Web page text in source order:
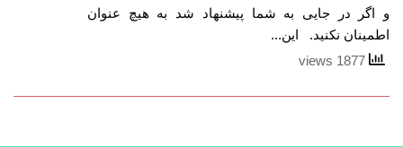
و اگر در جایی به شما پیشنهاد شد به هیچ عنوان
اطمینان نکنید. این...